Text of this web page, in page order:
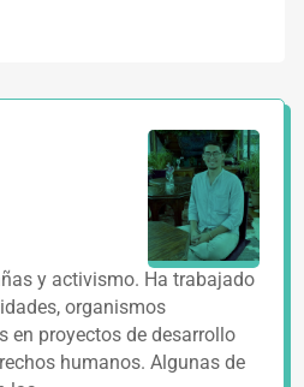
¿Cuantos votos
para tu campaña
para tu campaña
y activismo. Ha trabajado
organismos
en proyectos de desarrollo
humanos. Algunas de